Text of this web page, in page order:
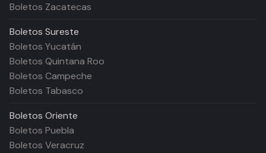
Boletos Zacatecas
Boletos Sureste
Boletos Yucatán
Boletos Quintana Roo
Boletos Campeche
Boletos Tabasco
Boletos Oriente
Boletos Puebla
Boletos Veracruz